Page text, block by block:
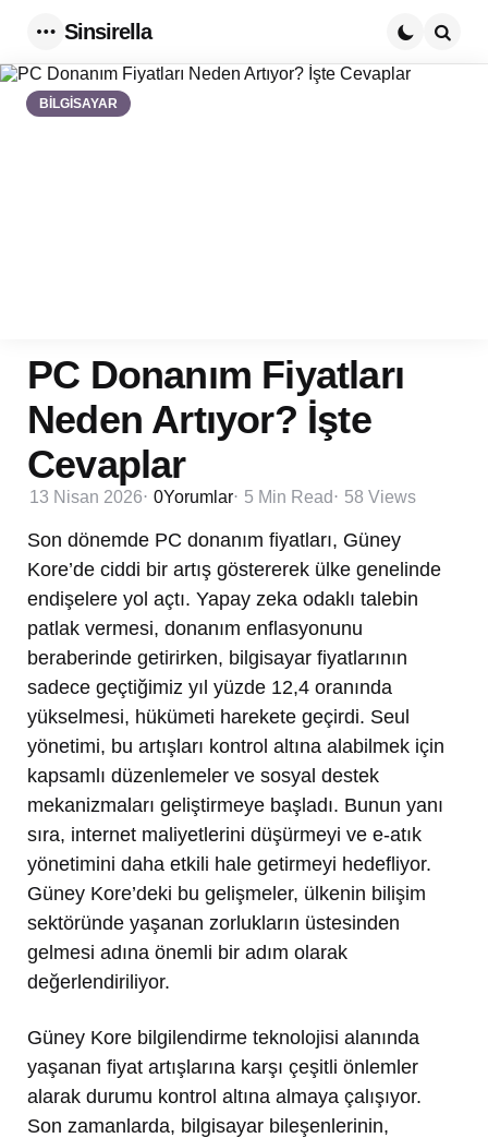
Sinsirella
BİLGİSAYAR
PC Donanım Fiyatları
Neden Artıyor? İşte
Cevaplar
13 Nisan 2026 0Yorumlar 5 Min Read 58 Views
Son dönemde PC donanım fiyatları, Güney
Kore’de ciddi bir artış göstererek ülke genelinde
endişelere yol açtı. Yapay zeka odaklı talebin
patlak vermesi, donanım enflasyonunu
beraberinde getirirken, bilgisayar fiyatlarının
sadece geçtiğimiz yıl yüzde 12,4 oranında
yükselmesi, hükümeti harekete geçirdi. Seul
yönetimi, bu artışları kontrol altına alabilmek için
kapsamlı düzenlemeler ve sosyal destek
mekanizmaları geliştirmeye başladı. Bunun yanı
sıra, internet maliyetlerini düşürmeyi ve e-atık
yönetimini daha etkili hale getirmeyi hedefliyor.
Güney Kore’deki bu gelişmeler, ülkenin bilişim
sektöründe yaşanan zorlukların üstesinden
gelmesi adına önemli bir adım olarak
değerlendiriliyor.
Güney Kore bilgilendirme teknolojisi alanında
yaşanan fiyat artışlarına karşı çeşitli önlemler
alarak durumu kontrol altına almaya çalışıyor.
Son zamanlarda, bilgisayar bileşenlerinin,